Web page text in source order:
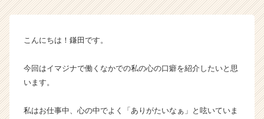
長
業
ス
こんにちは！鎌田です。
今回はイマジナで働くなかでの私の心の口癖を紹介したいと思
います。
私はお仕事中、心の中でよく「ありがたいなぁ」と呟いていま